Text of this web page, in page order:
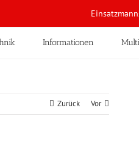
Informationen
Zurück Vor